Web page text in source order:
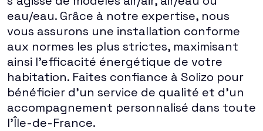
eau/eau. Grâce à notre expertise, nous
vous assurons une installation conforme
aux normes les plus strictes, maximisant
ainsi l'efficacité énergétique de votre
habitation. Faites confiance à Solizo pour
bénéficier d'un service de qualité et d'un
accompagnement personnalisé dans toute
l'Île-de-France.